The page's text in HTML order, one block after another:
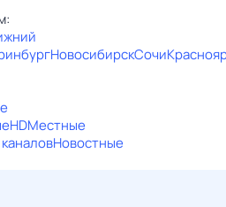
НовосибирскСочи
HDМестные
Новостные